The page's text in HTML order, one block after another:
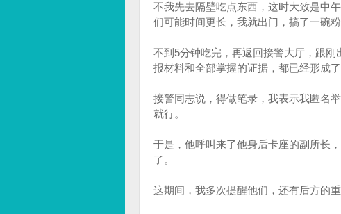
不我先去隔壁吃点东西，这时大致是中
们可能时间更长，我就出门，搞了一碗粉
不到5分钟吃完，再返回接警大厅，跟
报材料和全部掌握的证据，都已经形成了
接警同志说，得做笔录，我表示我匿名
就行。
于是，他呼叫来了他身后卡座的副所长
了。
这期间，我多次提醒他们，还有后方的